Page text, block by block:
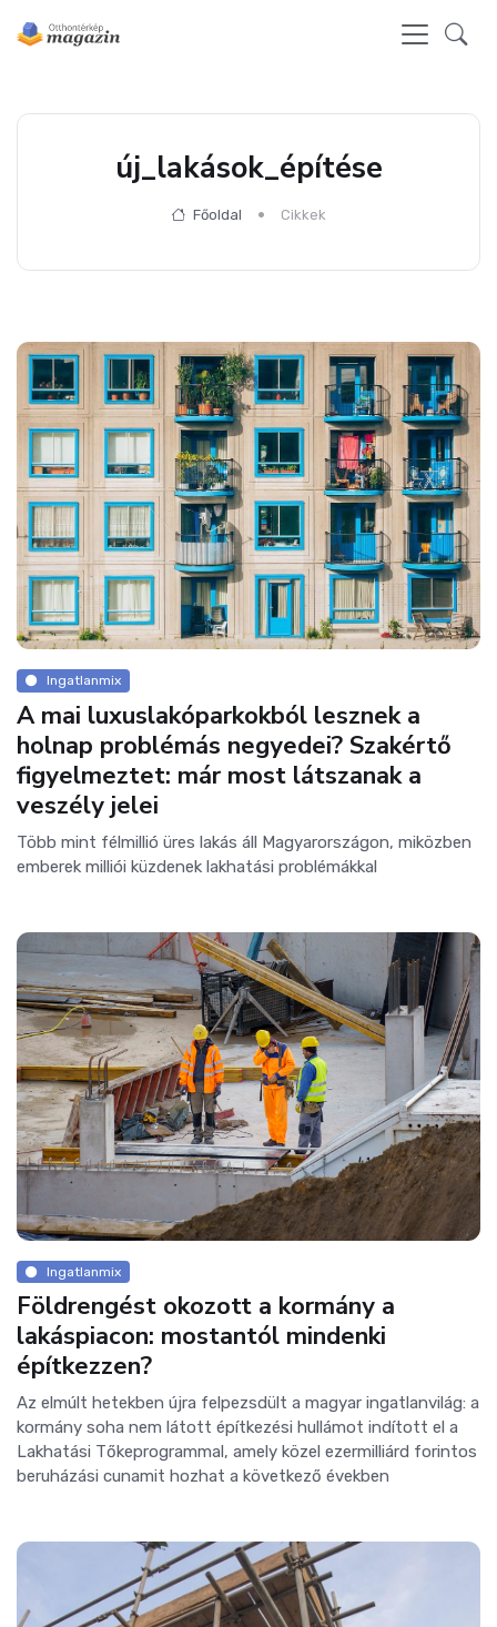
új_lakások_építése
Főoldal Cikkek
Ingatlanmix
A mai luxuslakóparkokból lesznek a
holnap problémás negyedei? Szakértő
figyelmeztet: már most látszanak a
veszély jelei
Több mint félmillió üres lakás áll Magyarországon, miközben
emberek milliói küzdenek lakhatási problémákkal
Ingatlanmix
Földrengést okozott a kormány a
lakáspiacon: mostantól mindenki
építkezzen?
Az elmúlt hetekben újra felpezsdült a magyar ingatlanvilág: a
kormány soha nem látott építkezési hullámot indított el a
Lakhatási Tőkeprogrammal, amely közel ezermilliárd forintos
beruházási cunamit hozhat a következő években